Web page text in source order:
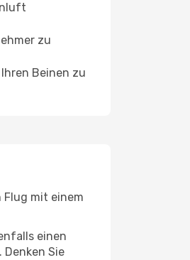
zu
Beinen zu
Flug mit einem
einen
Sie